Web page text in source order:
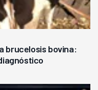
brucelosis bovina: